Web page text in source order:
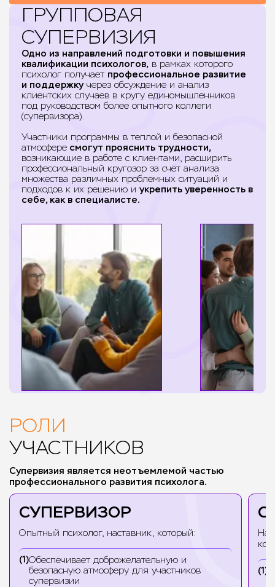
ГРУППОВАЯ
СУПЕРВИЗИЯ
Одно из направлений подготовки и повышения
квалификации психологов, в рамках которого
психолог получает профессиональное развитие
и поддержкучерез обсуждение и анализ
клиентских случаев в кругу единомышленников
под руководством более опытного коллеги
(супервизора).
Участники программы в теплой и безопасной
атмосфере смогут прояснить трудности,
возникающие в работе с клиентами, расширить
профессиональный кругозор за счёт анализа
множества различных проблемных ситуаций и
подходов к их решению и укрепить уверенность в
себе, как в специалисте.
РОЛИ
УЧАСТНИКОВ
Супервизия является неотъемлемой частью
профессионального развития психолога.
СУПЕРВИЗОР
Опытный психолог, наставник, который:
Обеспечивает доброжелательную и
безопасную атмосферу для участников
супервизии